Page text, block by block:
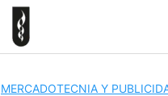
MERCADOTECNIA Y